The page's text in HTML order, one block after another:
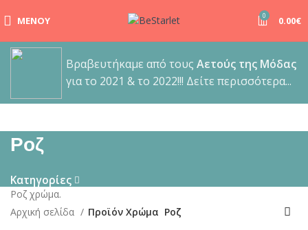
ΜΕΝΟΎ 0 0.00€
Βραβευτήκαμε από τους Αετούς της Μόδας
για το 2021 & το 2022!!! Δείτε περισσότερα...
Ροζ
Κατηγορίες
Ροζ χρώμα.
Αρχική σελίδα
Προϊόν Χρώμα Ροζ